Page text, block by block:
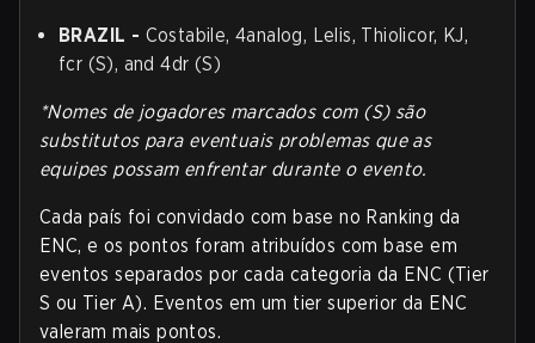
BRAZIL - Costabile, 4analog, Lelis, Thiolicor, KJ,
fcr (S), and 4dr (S)
*Nomes de jogadores marcados com (S) são
substitutos para eventuais problemas que as
equipes possam enfrentar durante o evento.
Cada país foi convidado com base no Ranking da
ENC, e os pontos foram atribuídos com base em
eventos separados por cada categoria da ENC (Tier
S ou Tier A). Eventos em um tier superior da ENC
valeram mais pontos.